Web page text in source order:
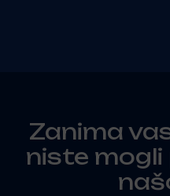
Zanima
niste mogli